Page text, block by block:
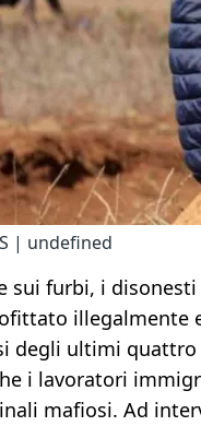
| undefined
sui furbi, i
illegalmente
degli ultimi quattro
i lavoratori
mafiosi. Ad